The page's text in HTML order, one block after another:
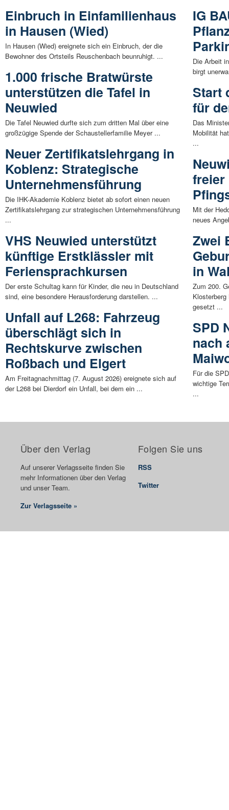
Einbruch in Einfamilienhaus
in Hausen (Wied)
In Hausen (Wied) ereignete sich ein Einbruch, der die
Bewohner des Ortsteils Reuschenbach beunruhigt. ...
1.000 frische Bratwürste
unterstützen die Tafel in
Neuwied
Die Tafel Neuwied durfte sich zum dritten Mal über eine
großzügige Spende der Schaustellerfamilie Meyer ...
Neuer Zertifikatslehrgang in
Koblenz: Strategische
Unternehmensführung
Die IHK-Akademie Koblenz bietet ab sofort einen neuen
Zertifikatslehrgang zur strategischen Unternehmensführung
...
VHS Neuwied unterstützt
künftige Erstklässler mit
Feriensprachkursen
Der erste Schultag kann für Kinder, die neu in Deutschland
sind, eine besondere Herausforderung darstellen. ...
Unfall auf L268: Fahrzeug
überschlägt sich in
Rechtskurve zwischen
Roßbach und Elgert
Am Freitagnachmittag (7. August 2026) ereignete sich auf
der L268 bei Dierdorf ein Unfall, bei dem ein ...
IG
Die Arbeit
birgt
Start
für
Das
Mobilität
...
freier
Mit der
neues
Zwei
in
Zum 200.
gesetzt ...
SPD
nach
Für die
wichtige
...
Über den Verlag
Auf unserer Verlagsseite finden Sie
mehr Informationen über den Verlag
und unser Team.
Zur Verlagsseite »
Folgen Sie uns
RSS
Twitter